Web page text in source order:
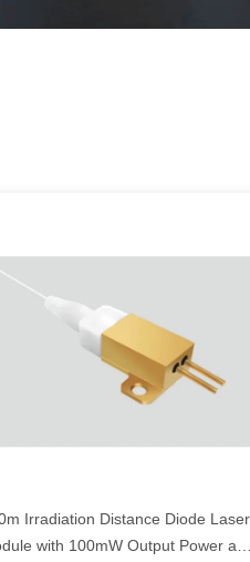
Irradiation Distance Diode Laser
with 100mW Output Power and